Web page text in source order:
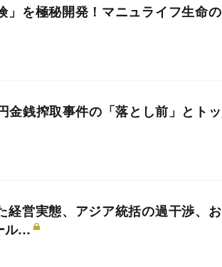
」を極秘開発！マニュライフ生命の
金銭搾取事件の「落とし前」とトッ
経営実態、アジア統括の過干渉、お
ル…